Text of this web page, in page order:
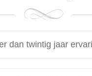
dan twintig jaar